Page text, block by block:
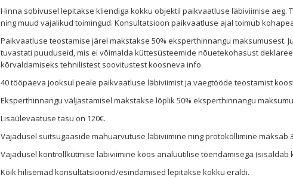
Hinna sobivusel lepitakse kliendiga kokku objektil paikvaatluse läbiviimise aeg.
ning muud vajalikud toimingud. Konsultatsioon paikvaatluse ajal toimub
Paikvaatluse teostamise järel makstakse 50% eksperthinnangu maksumusest.
tuvastati puuduseid, mis ei võimalda küttesüsteemide nõuetekohasust
kõrvaldamiseks tehnilistest soovitustest koosneva info.
40 tööpäeva jooksul peale paikvaatluse läbiviimist ja vaegtööde teostamist
Eksperthinnangu väljastamisel makstakse lõplik 50% eksperthinnangu
Lisaülevaatuse tasu on 120€.
Vajadusel suitsugaaside mahuarvutuse läbiviimine ning protokollimine maksab
Vajadusel kontrollkütmise läbiviimine koos analüütilise tõendamisega (sisaldab
Kõik hilisemad konsultatsioonid/esindamised lepitakse kokku eraldi.